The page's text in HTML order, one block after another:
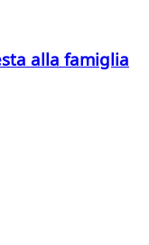
alla famiglia